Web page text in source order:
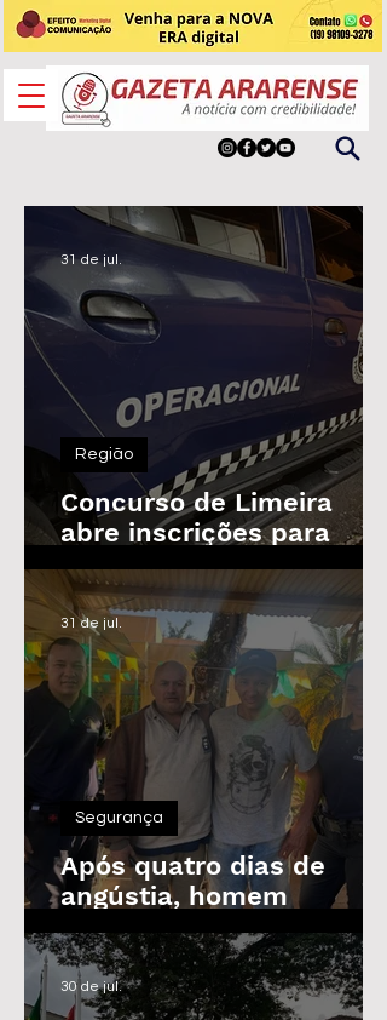
Concurso de Limeira
abre inscrições para
Guarda Civil, Trânsito e
Defesa Civil com 30
vagas imediatas
Região
31 de jul.
Após quatro dias de
angústia, homem
desaparecido é
encontrado em Araras
Segurança
31 de jul.
30 de jul.